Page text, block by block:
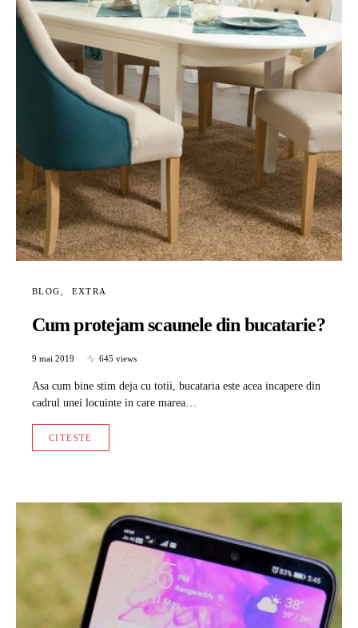
BLOG EXTRA
Cum protejam scaunele din bucatarie?
9 mai 2019 645 views
Asa cum bine stim deja cu totii, bucataria este acea incapere din
cadrul unei locuinte in care marea…
CITESTE